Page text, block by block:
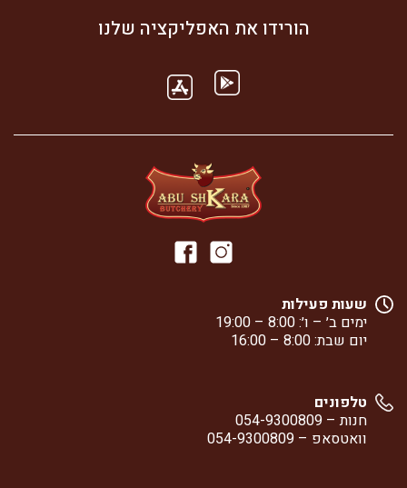
הורידו את האפליקציה שלנו
שעות פעילות
ימים ב׳ – ו׳: 8:00 – 19:00
יום שבת: 8:00 – 16:00
טלפונים
חנות – 054-9300809
וואטסאפ – 054-9300809